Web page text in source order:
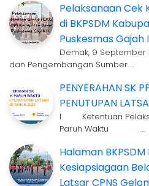
Pelaksanaan Cek
di BKPSDM
Puskesmas Gajah
Demak, 9
dan Pengembangan Sumber …
PENYERAHAN SK
PENUTUPAN
I. Ketentuan
Paruh Waktu …
Halaman
Kesiapsiagaan
Latsar CPNS